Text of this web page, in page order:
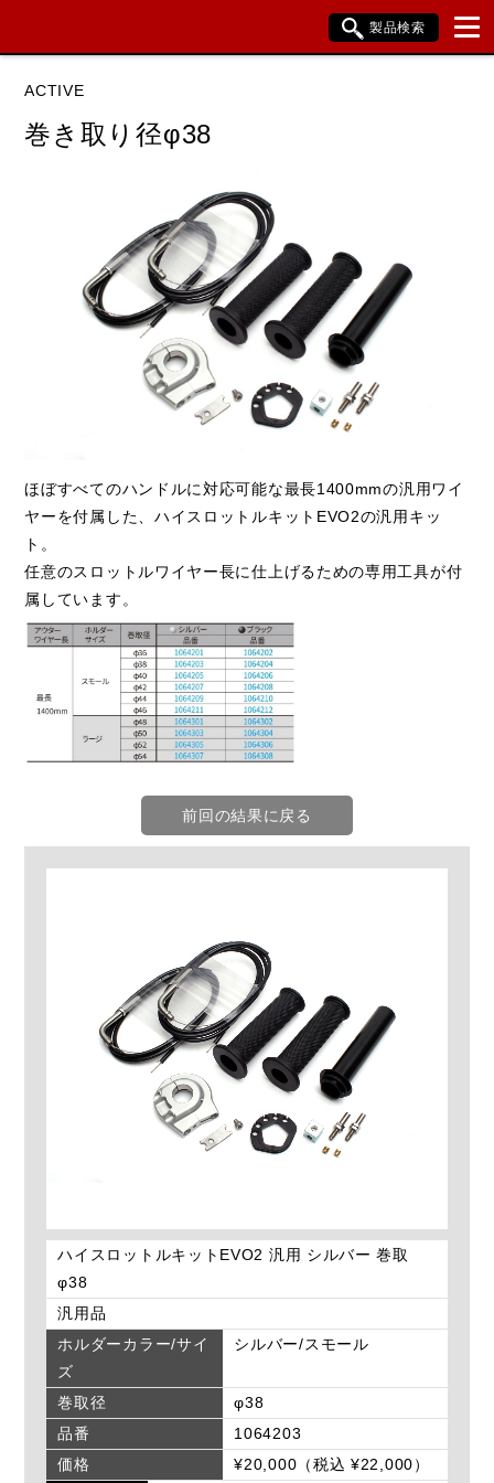
製品検索
データを準備しています。
閉じる
ACTIVE
巻き取り径φ38
ほぼすべてのハンドルに対応可能な最長1400mmの汎用ワイ
ヤーを付属した、ハイスロットルキットEVO2の汎用キッ
ト。
任意のスロットルワイヤー長に仕上げるための専用工具が付
属しています。
前回の結果に戻る
ハイスロットルキットEVO2 汎用 シルバー 巻取
φ38
汎用品
ホルダーカラー/サイ
ズ
シルバー/スモール
巻取径
φ38
品番
1064203
価格
¥20,000（税込 ¥22,000）